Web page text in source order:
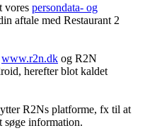
vores persondata- og
aftale med Restaurant 2
www.r2n.dk og R2N
herefter blot kaldet
R2Ns platforme, fx til at
søge information.